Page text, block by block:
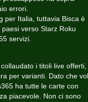
errori.
per Italia, tuttavia Bisca è
verso Starz Roku
servizi.
i titoli live offerti,
per varianti. Dato che
ha tutte le carte con
piacevole. Non ci sono